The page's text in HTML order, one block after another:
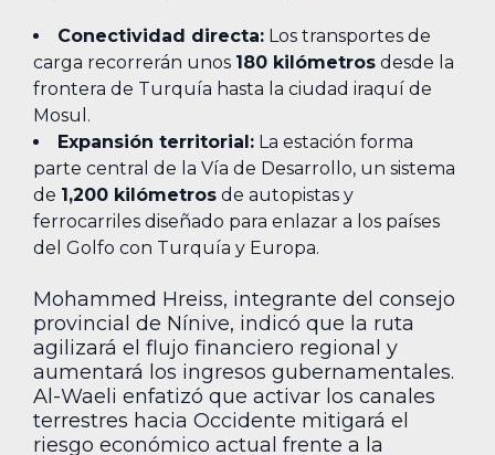
Conectividad directa: Los transportes de
carga recorrerán unos 180 kilómetros desde la
frontera de Turquía hasta la ciudad iraquí de
Mosul.
Expansión territorial: La estación forma
parte central de la Vía de Desarrollo, un sistema
de 1,200 kilómetros de autopistas y
ferrocarriles diseñado para enlazar a los países
del Golfo con Turquía y Europa.
Mohammed Hreiss, integrante del consejo
provincial de Nínive, indicó que la ruta
agilizará el flujo financiero regional y
aumentará los ingresos gubernamentales.
Al-Waeli enfatizó que activar los canales
terrestres hacia Occidente mitigará el
riesgo económico actual frente a la